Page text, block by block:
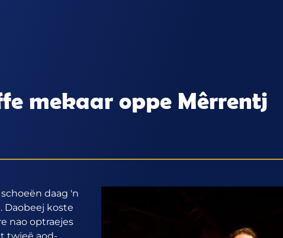
mekaar oppe Mêrrentj
daag 'n
Daobeej koste
nao optraejes